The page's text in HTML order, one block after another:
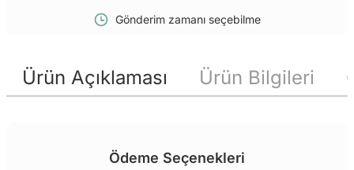
Gönderim zamanı seçebilme
Ürün Açıklaması Ürün Bilgileri
Ödeme Seçenekleri